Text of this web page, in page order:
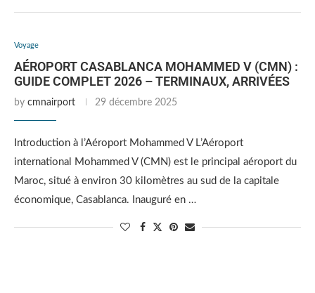
Voyage
AÉROPORT CASABLANCA MOHAMMED V (CMN) :
GUIDE COMPLET 2026 – TERMINAUX, ARRIVÉES
by cmnairport 29 décembre 2025
Introduction à l’Aéroport Mohammed V L’Aéroport
international Mohammed V (CMN) est le principal aéroport du
Maroc, situé à environ 30 kilomètres au sud de la capitale
économique, Casablanca. Inauguré en …